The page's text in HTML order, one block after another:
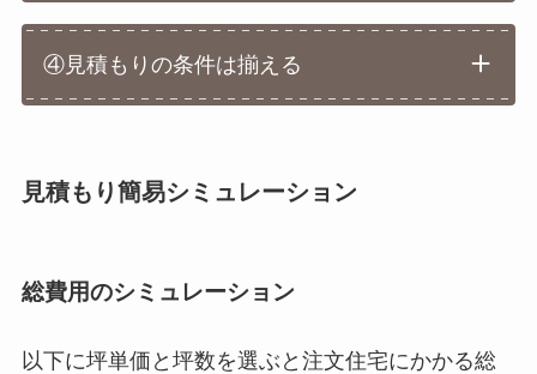
④見積もりの条件は揃える
見積もり簡易シミュレーション
総費用のシミュレーション
以下に坪単価と坪数を選ぶと注文住宅にかかる総